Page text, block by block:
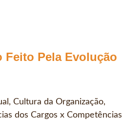
Feito Pela Evolução
Cultura da Organização,
dos Cargos x Competências